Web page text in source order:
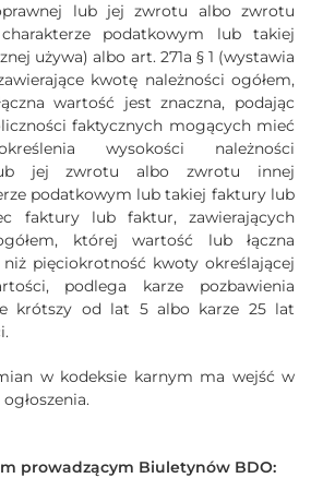
lub jej zwrotu albo zwrotu
podatkowym lub takiej
używa) albo art. 271a § 1 (wystawia
kwotę należności ogółem,
wartość jest znaczna, podając
faktycznych mogących mieć
wysokości należności
lub jej zwrotu albo zwrotu innej
podatkowym lub takiej faktury lub
faktury lub faktur, zawierających
której wartość lub łączna
pięciokrotność kwoty określającej
podlega karze pozbawienia
krótszy od lat 5 albo karze 25 lat
w kodeksie karnym ma wejść w
prowadzącym Biuletynów BDO: